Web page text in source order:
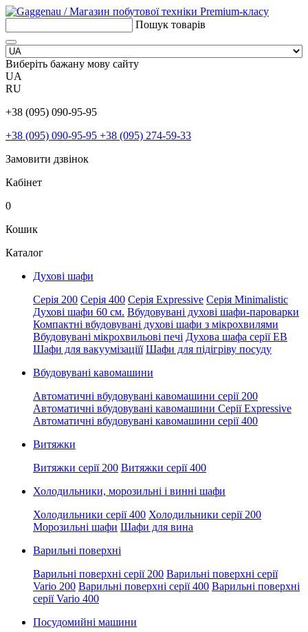
Пошук товарів
Виберіть бажану мову сайту
UA
RU
+38 (095) 090-95-95
+38 (095) 090-95-95 +38 (095) 274-59-33
Замовити дзвінок
Кабінет
0
Кошик
Каталог
Духові шафи
Серія 200 Серія 400 Серія Expressive Серія Minimalistic
Духові шафи 60 см. Вбудовувані духові шафи-пароварки
Компактні вбудовувані духові шафи з мікрохвилями
Вбудовувані мікрохвильові печі Духова шафа серії EB
Шафи для вакуумізаціїї Шафи для підігріву посуду
Вбудовувані кавомашини
Автоматичні вбудовувані кавомашини серії 200
Автоматичні вбудовувані кавомашини Серії Expressive
Автоматичні вбудовувані кавомашини серії 400
Витяжки
Витяжки серії 200 Витяжки серії 400
Холодильники, морозильні і винні шафи
Холодильники серії 400 Холодильники серії 200
Морозильні шафи Шафи для вина
Варильні поверхні
Варильні поверхні серії 200 Варильні поверхні серії
Vario 200 Варильні поверхні серії 400 Варильні поверхні
серії Vario 400
Посудомийні машини